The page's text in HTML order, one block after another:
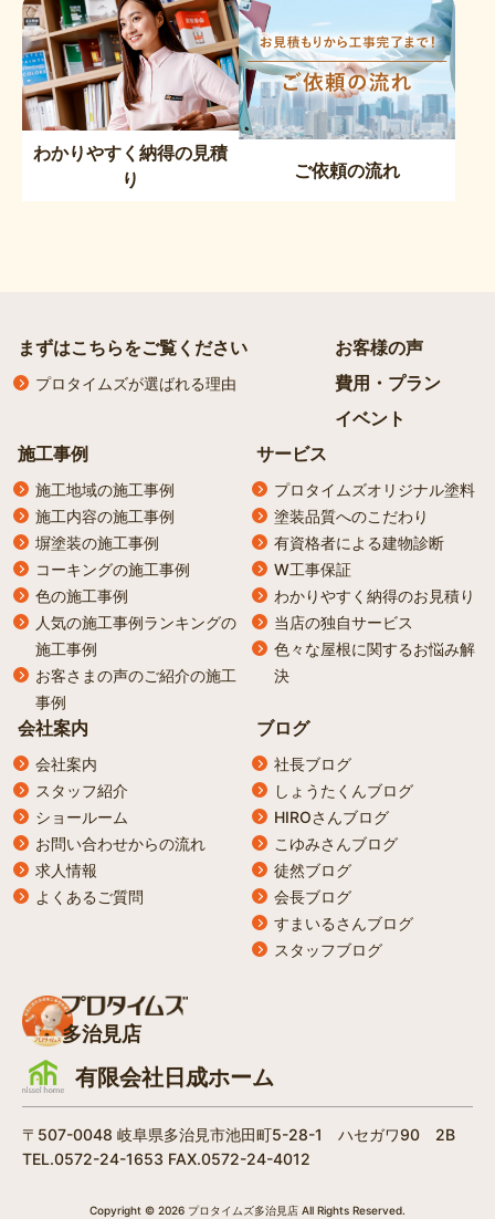
わかりやすく納得の見積
り
ご依頼の流れ
まずはこちらをご覧ください
プロタイムズが選ばれる理由
お客様の声
費用・プラン
イベント
施工事例
施工地域の施工事例
施工内容の施工事例
塀塗装の施工事例
コーキングの施工事例
色の施工事例
人気の施工事例ランキングの
施工事例
お客さまの声のご紹介の施工
事例
サービス
プロタイムズオリジナル塗料
塗装品質へのこだわり
有資格者による建物診断
W工事保証
わかりやすく納得のお見積り
当店の独自サービス
色々な屋根に関するお悩み解
決
会社案内
会社案内
スタッフ紹介
ショールーム
お問い合わせからの流れ
求人情報
よくあるご質問
ブログ
社長ブログ
しょうたくんブログ
HIROさんブログ
こゆみさんブログ
徒然ブログ
会長ブログ
すまいるさんブログ
スタッフブログ
多治見店
有限会社日成ホーム
〒507-0048 岐阜県多治見市池田町5-28-1 ハセガワ90 2B
TEL.0572-24-1653 FAX.0572-24-4012
Copyright © 2026 プロタイムズ多治見店 All Rights Reserved.